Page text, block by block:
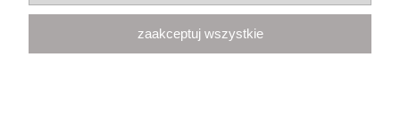
| Olimpijska 8, 86-010 Samociążek, woj. kujawsko-
pomorskie | telefon:668 833 068, e-mail:kontakt@yourspace.pl
zaakceptuj wszystkie